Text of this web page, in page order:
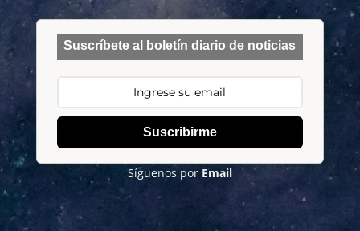
Suscríbete al boletín diario de noticias
Suscribirme
Síguenos por Email